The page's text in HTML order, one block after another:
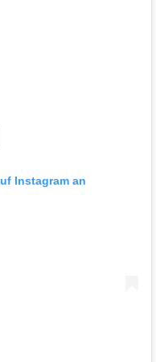
Instagram an